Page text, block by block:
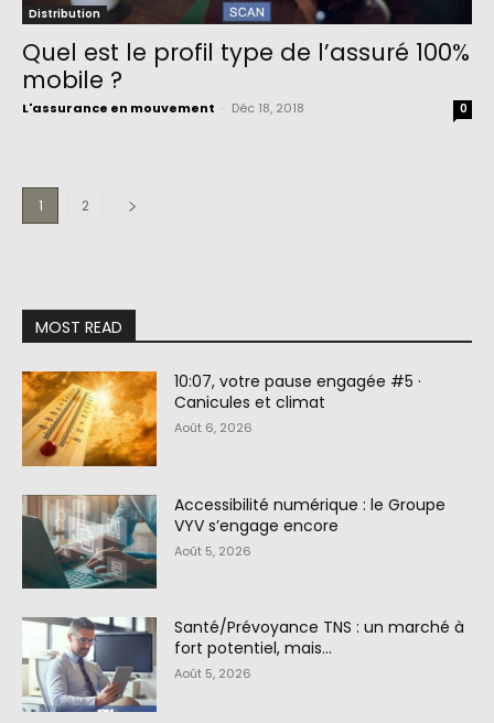
Distribution
Quel est le profil type de l’assuré 100%
mobile ?
L'assurance en mouvement Déc 18, 2018 0
1 2
MOST READ
10:07, votre pause engagée #5 ·
Canicules et climat
Août 6, 2026
Accessibilité numérique : le Groupe
VYV s’engage encore
Août 5, 2026
Santé/Prévoyance TNS : un marché à
fort potentiel, mais…
Août 5, 2026